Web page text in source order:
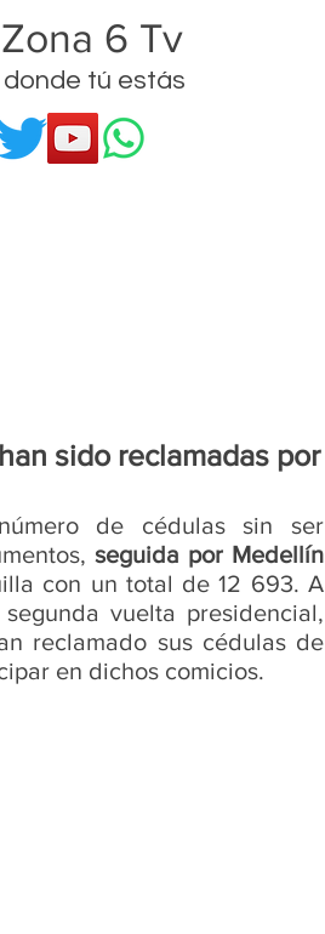
6 Tv
tú estás
sido reclamadas por
de cédulas sin ser
seguida por Medellín
con un total de 12 693. A
vuelta presidencial,
reclamado sus cédulas de
en dichos comicios.